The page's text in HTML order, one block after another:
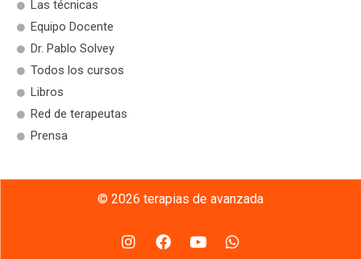
Las técnicas
Equipo Docente
Dr. Pablo Solvey
Todos los cursos
Libros
Red de terapeutas
Prensa
© 2026 terapias de avanzada